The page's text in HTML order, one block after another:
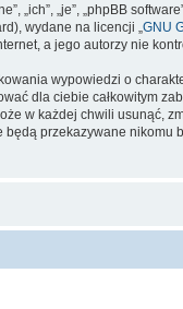
„ich”, „je”, „phpBB
wydane na licencji „ GNU
a jego autorzy nie
wypowiedzi o
dla ciebie całkowitym
w każdej chwili usunąć,
będą przekazywane nikomu